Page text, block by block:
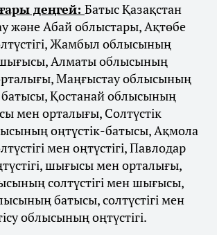
деңгей: Батыс Қазақстан
және Абай облыстары, Ақтөбе
Жамбыл облысының
шығысы, Алматы облысының
Маңғыстау облысының
батысы, Қостанай облысының
мен орталығы, Солтүстік
оңтүстік-батысы, Ақмола
мен оңтүстігі, Павлодар
шығысы мен орталығы,
солтүстігі мен шығысы,
батысы, солтүстігі мен
облысының оңтүстігі.